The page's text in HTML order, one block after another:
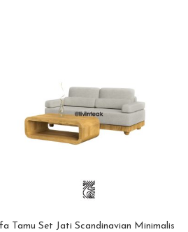
Tamu Set Jati Scandinavian Minimalis